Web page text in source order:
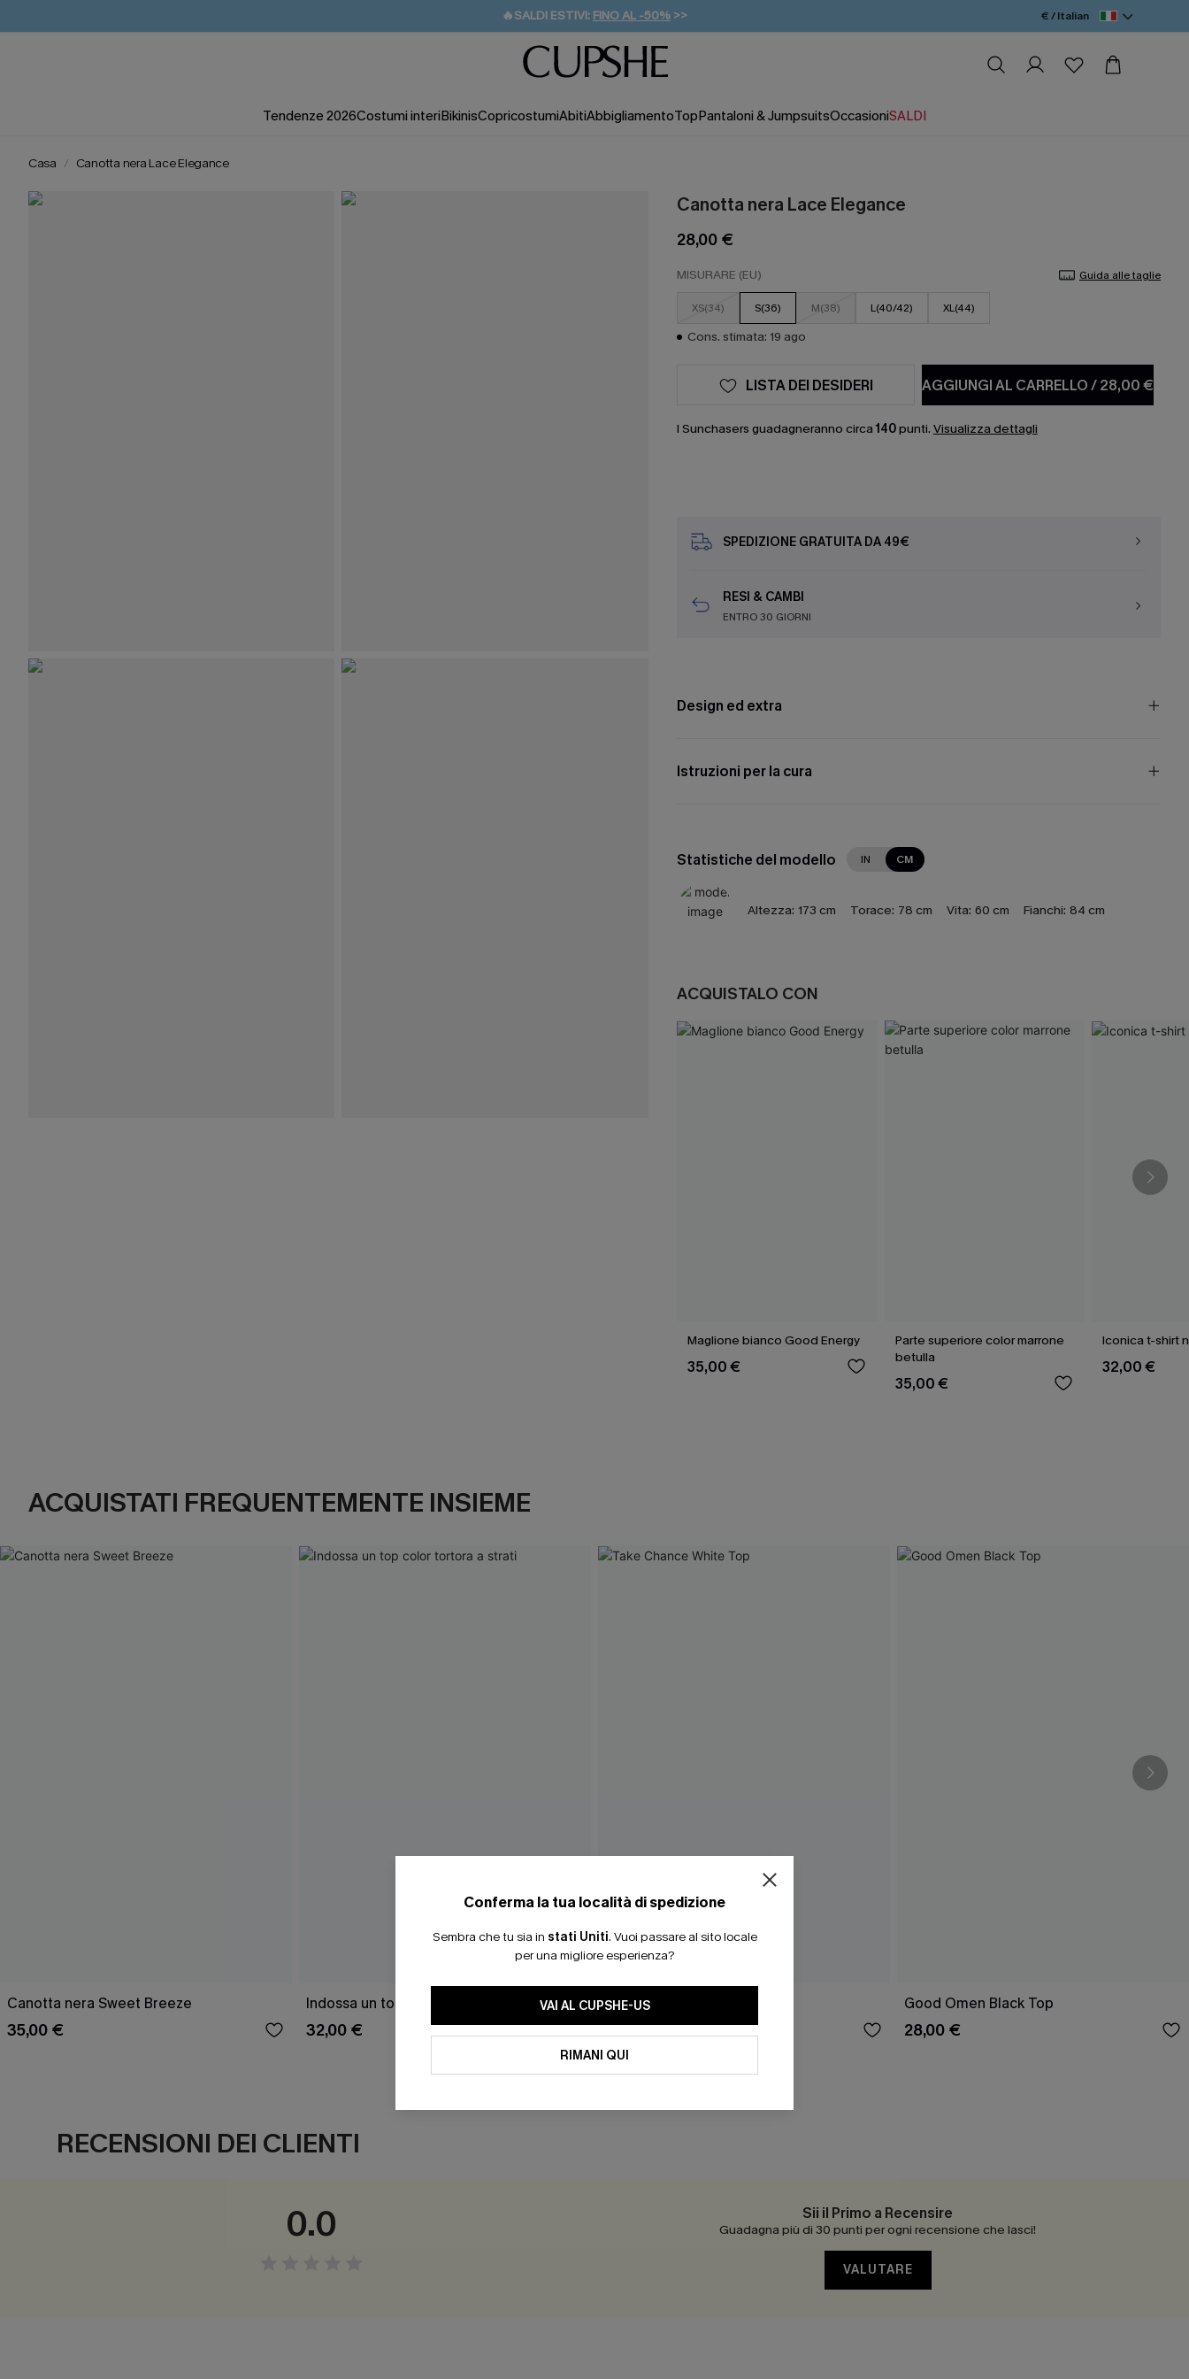
🔥SALDI ESTIVI: FINO AL -50% >>
🚚SPEDIZIONE GRATUITA DA 49€
💌REGALO PER I NUOVI: 20% DI SCONTO*
€ / Italian
Tendenze 2026Costumi interiBikinisCopricostumiAbitiAbbigliamentoTopPantaloni & JumpsuitsOccasioniSALDI
Casa Canotta nera Lace Elegance
Canotta nera Lace Elegance
28,00 €
MISURARE (EU) Guida alle taglie
XS(34) S(36) M(38) L(40/42) XL(44)
Cons. stimata: 19 ago
AGGIUNGI AL CARRELLO/28,00 €
LISTA DEI DESIDERI
I Sunchasers guadagneranno circa 140punti. Visualizza dettagli
SPEDIZIONE GRATUITA DA 49€
RESI & CAMBI
ENTRO 30 GIORNI
Design ed extra
Istruzioni per la cura
Statistiche del modello IN CM
Altezza: 173 cm Torace: 78 cm Vita: 60 cm Fianchi: 84 cm
ACQUISTALO CON
Maglione bianco Good Energy
35,00 €
Parte superiore color marrone
betulla
35,00 €
Iconica t-shirt
32,00 €
ACQUISTATI FREQUENTEMENTE INSIEME
Canotta nera Sweet Breeze
35,00 €
Indossa un top color tortora a strati
32,00 €
Take Chance White Top
32,00 €
Good Omen Black Top
28,00 €
RECENSIONI DEI CLIENTI
0.0 Sii il Primo a Recensire
Guadagna più di 30 punti per ogni recensione che lasci!
VALUTARE
Conferma la tua località di spedizione
Sembra che tu sia in stati Uniti. Vuoi passare al sito locale
per una migliore esperienza?
VAI AL CUPSHE-US
RIMANI QUI